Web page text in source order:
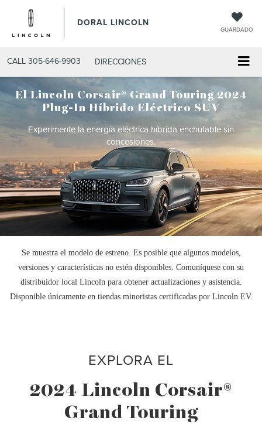
DORAL LINCOLN
GUARDADO
CALL 305-646-9903 DIRECCIONES
El Lincoln Corsair® Grand Touring 2024
Plug-In Híbrido Eléctrico SUV
Experimente la energía eléctrica híbrida enchufable sin
concesiones.
Se muestra el modelo de estreno. Es posible que algunos modelos,
versiones y características no estén disponibles. Comuníquese con su
distribuidor local Lincoln para obtener actualizaciones y asistencia.
Disponible únicamente en tiendas minoristas certificadas por Lincoln EV.
EXPLORA EL
2024 Lincoln Corsair®
Grand Touring